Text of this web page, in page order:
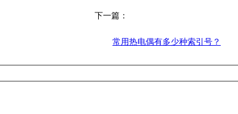
下一篇：
常用热电偶有多少种索引号？